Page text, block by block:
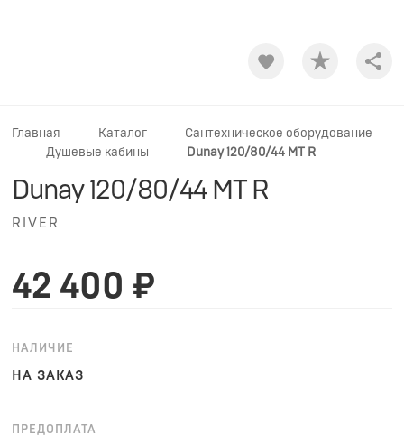
Главная — Каталог — Сантехническое оборудование
— Душевые кабины — Dunay 120/80/44 MT R
Dunay 120/80/44 MT R
RIVER
42 400 ₽
НАЛИЧИЕ
НА ЗАКАЗ
ПРЕДОПЛАТА